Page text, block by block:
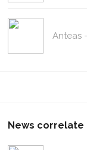
Anteas
News correlate